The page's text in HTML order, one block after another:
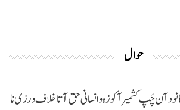
حوال
آن چَپ کشمیر آ کوزہ و انسانی حق آتا خلاف ورزی نا